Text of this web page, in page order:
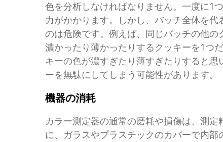
色を分析しなければなりません。一度に1
力がかかります。しかし、バッチ全体を
のは危険です。例えば、同じバッチの他
濃かったり薄かったりするクッキーを1つ
キーの色が濃すぎたり薄すぎたりすると
ーを無駄にしてしまう可能性があります。
機器の消耗
カラー測定器の通常の磨耗や損傷は、測
に、ガラスやプラスチックのカバーで内